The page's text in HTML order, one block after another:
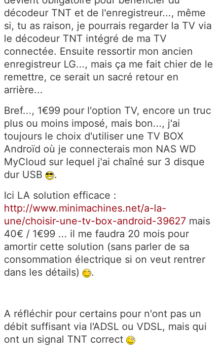
décodeur TNT et de l'enregistreur..., même
si, tu as raison, je pourrais regarder la TV via
le décodeur TNT intégré de ma TV
connectée. Ensuite ressortir mon ancien
enregistreur LG..., mais ça me fait chier de le
remettre, ce serait un sacré retour en
arrière...
Bref..., 1€99 pour l'option TV, encore un truc
plus ou moins imposé, mais bon..., j'ai
toujours le choix d'utiliser une TV BOX
Androïd où je connecterais mon NAS WD
MyCloud sur lequel j'ai chaîné sur 3 disque
dur USB
.
Ici LA solution efficace :
http://www.minimachines.net/a-la-
une/choisir-une-tv-box-android-39627 mais
40€ / 1€99 ... il me faudra 20 mois pour
amortir cette solution (sans parler de sa
consommation électrique si on veut rentrer
dans les détails)
.
A réfléchir pour certains pour n'ont pas un
débit suffisant via l'ADSL ou VDSL, mais qui
ont un signal TNT correct